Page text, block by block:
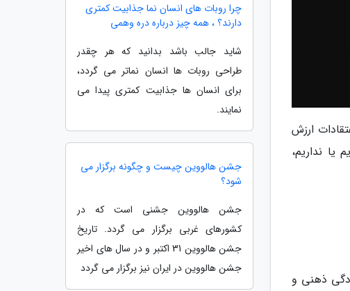
ارزش
نداریم،
ذهنی و
چرا روبات های انسان نما جذابیت کمتری
دارند؟ ، همه چیز درباره دره وهمی
شاید جالب باشد بدانید که هر چقدر
طراحی روبات ها انسان نماتر می گردد،
برای انسان ها جذابیت کمتری پیدا می
نمایند.
جشن هالووین چیست و چگونه برگزار می
شود؟
جشن هالووین جشنی است که در
کشورهای غربی برگزار می گردد. تاریخ
جشن هالووین 31 اکتبر و در سال های اخیر
جشن هالووین در ایران نیز برگزار می گردد